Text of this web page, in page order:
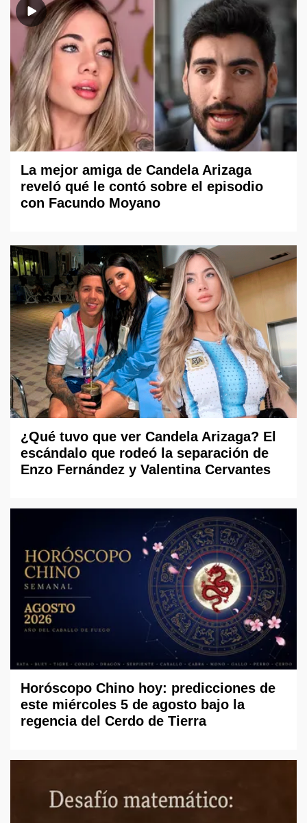
La mejor amiga de Candela Arizaga
reveló qué le contó sobre el episodio
con Facundo Moyano
¿Qué tuvo que ver Candela Arizaga? El
escándalo que rodeó la separación de
Enzo Fernández y Valentina Cervantes
Horóscopo Chino hoy: predicciones de
este miércoles 5 de agosto bajo la
regencia del Cerdo de Tierra